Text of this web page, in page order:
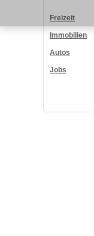
Freizeit
Immobilien
Autos
Jobs